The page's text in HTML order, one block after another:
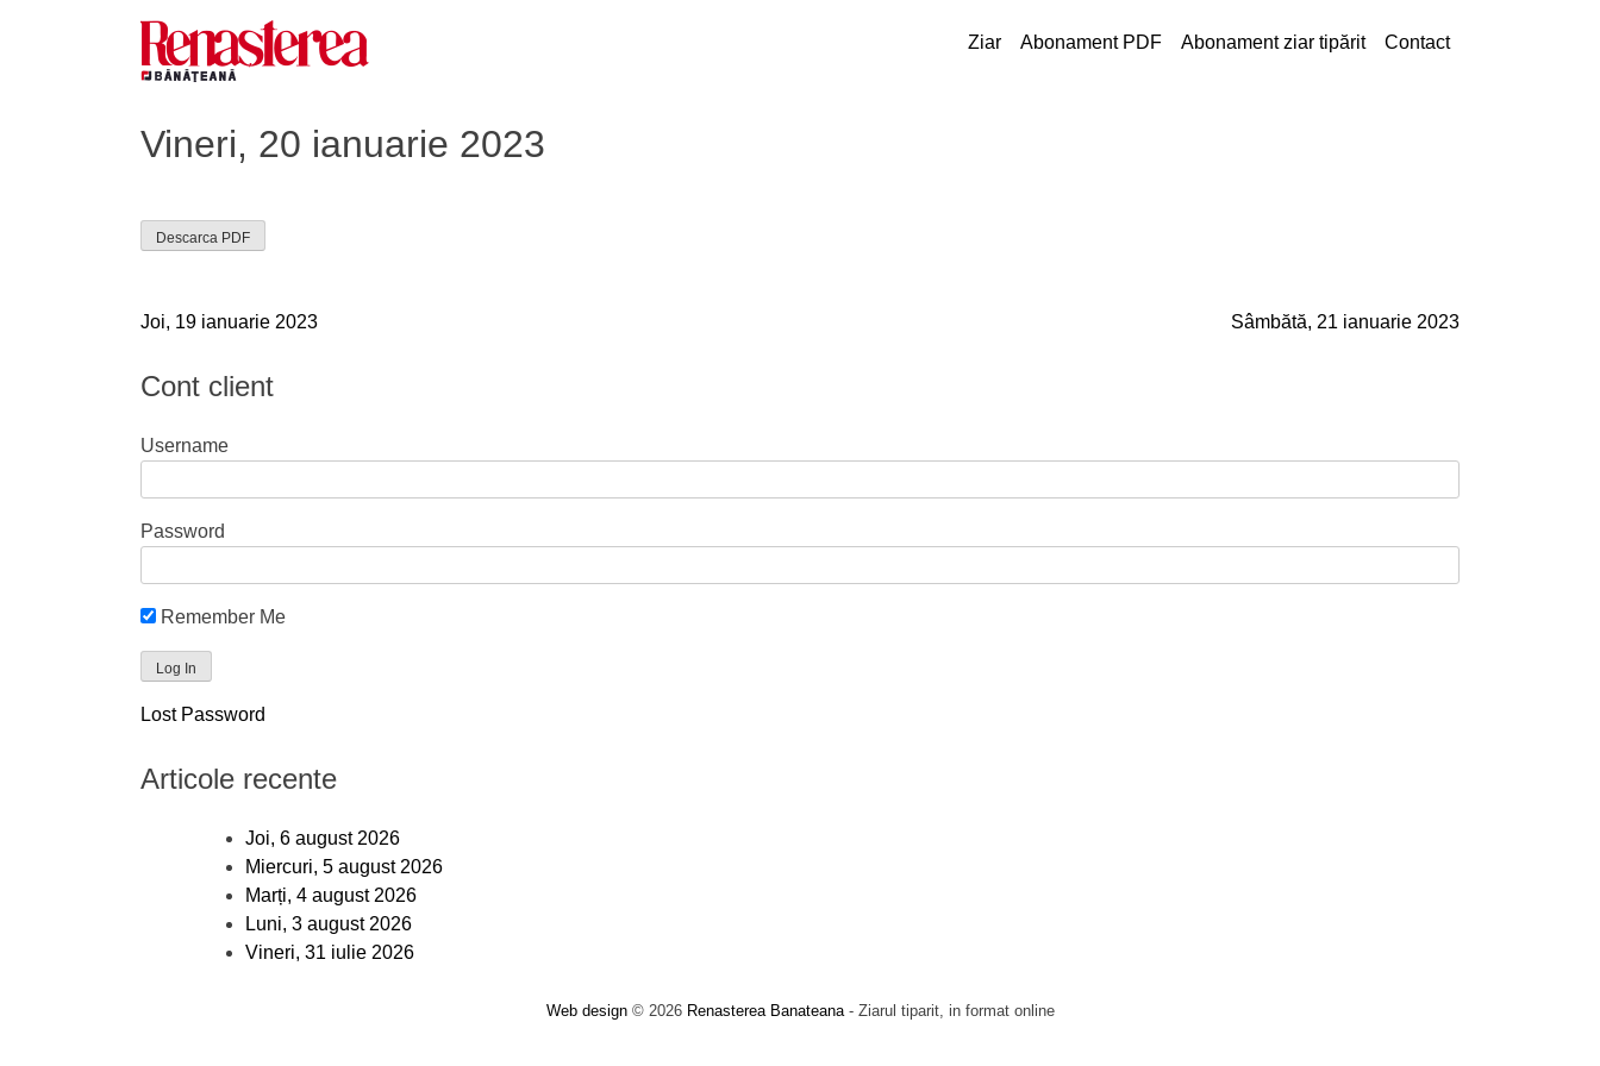
Ziar Abonament PDF Abonament ziar tipărit Contact
Vineri, 20 ianuarie 2023
Descarca PDF
Navigare
în
Joi, 19 ianuarie 2023 Sâmbătă, 21 ianuarie 2023
Cont client
Username
Password
Remember Me
Lost Password
Articole recente
Joi, 6 august 2026
Miercuri, 5 august 2026
Marți, 4 august 2026
Luni, 3 august 2026
Vineri, 31 iulie 2026
Web design© 2026 Renasterea Banateana- Ziarul tiparit, in format online